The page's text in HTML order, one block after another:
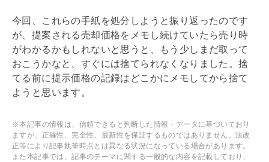
今回、これらの手紙を処分しようと振り返ったのです
が、提案される売却価格をメモし続けていたら売り時
がわかるかもしれないと思うと、もう少しまだ取って
おこうかなと、すぐには捨てられなくなりました。捨
てる前に提示価格の記録はどこかにメモしてから捨て
ようと思います。
※本記事の情報は、信頼できると判断した情報・データに基づいており
ますが、正確性、完全性、最新性を保証するものではありません。法改
正等により記事執筆時点とは異なる状況になっている場合があります。
また本記事では、記事のテーマに関する一般的な内容を記載しており、